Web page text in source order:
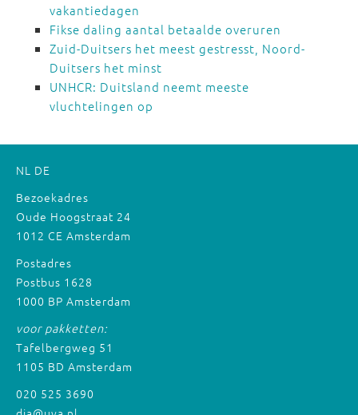
vakantiedagen
Fikse daling aantal betaalde overuren
Zuid-Duitsers het meest gestresst, Noord-
Duitsers het minst
UNHCR: Duitsland neemt meeste
vluchtelingen op
NL DE
Bezoekadres
Oude Hoogstraat 24
1012 CE Amsterdam
Postadres
Postbus 1628
1000 BP Amsterdam
voor pakketten:
Tafelbergweg 51
1105 BD Amsterdam
020 525 3690